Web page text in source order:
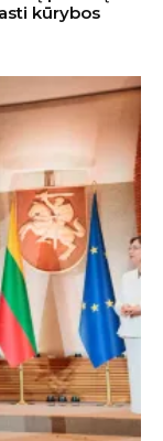
kūrybos